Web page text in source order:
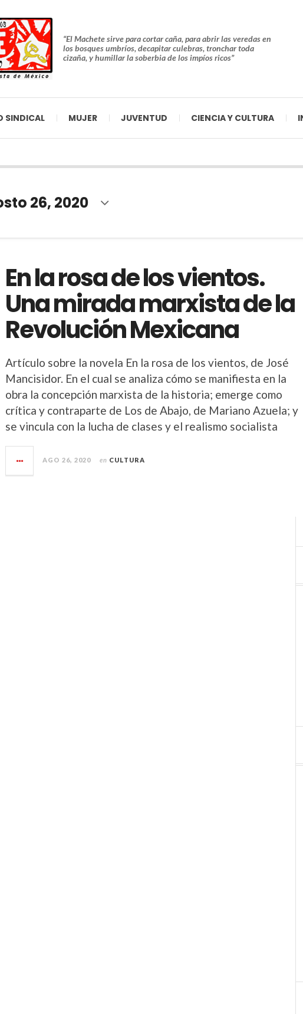
“El Machete sirve para cortar caña, para abrir las veredas en
los bosques umbríos, decapitar culebras, tronchar toda
cizaña, y humillar la soberbia de los impíos ricos”
SINDICAL MUJER JUVENTUD CIENCIA Y CULTURA
26, 2020
En la rosa de los vientos.
Una mirada marxista de la
Revolución Mexicana
Artículo sobre la novela En la rosa de los vientos, de José
Mancisidor. En el cual se analiza cómo se manifiesta en la
obra la concepción marxista de la historia; emerge como
crítica y contraparte de Los de Abajo, de Mariano Azuela; y
se vincula con la lucha de clases y el realismo socialista
AGO 26, 2020 en CULTURA